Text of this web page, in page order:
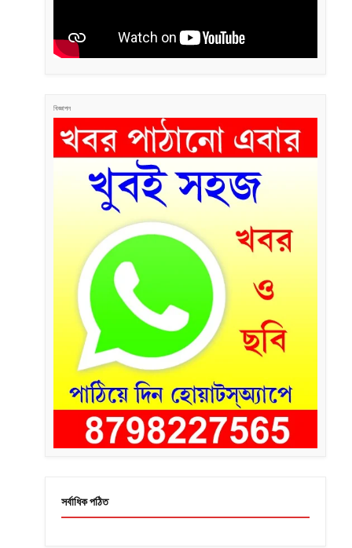
বিজ্ঞাপন
সর্বাধিক পঠিত